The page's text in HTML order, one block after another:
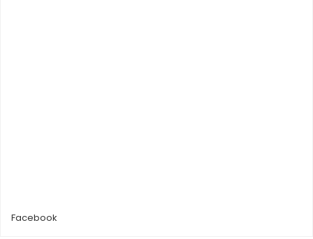
Facebook